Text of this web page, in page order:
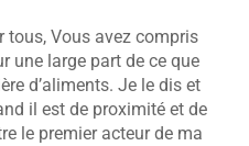
tous, Vous avez compris
une large part de ce que
d’aliments. Je le dis et
il est de proximité et de
le premier acteur de ma